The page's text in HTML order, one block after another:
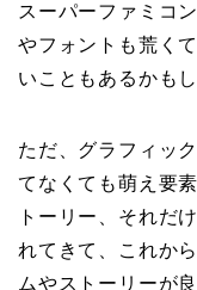
スーパーファミコ
やフォントも荒く
いこともあるかも
ただ、グラフィッ
てなくても萌え要
トーリー、それだ
れてきて、これか
ムやストーリーが